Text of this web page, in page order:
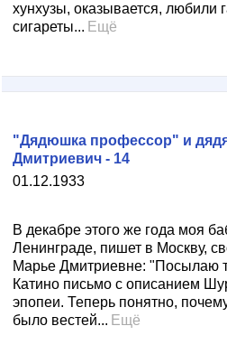
хунхузы, оказывается, любили
сигареты... Ещё
01.12.1933
"Дядюшка профессор" и
Дмитриевич - 14
В декабре этого же года моя
Ленинграде, пишет в Москву,
Марье Дмитриевне: "Посылаю
Катино письмо с описанием
эпопеи. Теперь понятно,
было вестей... Ещё